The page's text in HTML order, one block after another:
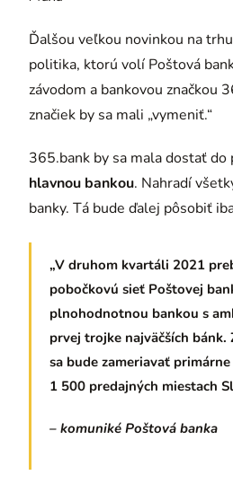
Ďalšou veľkou novinkou na
politika, ktorú volí Poštová
závodom a bankovou značkou
značiek by sa mali „vymeniť.“
365.bank by sa mala dostať do
hlavnou bankou. Nahradí
banky. Tá bude ďalej pôsobiť
„V druhom kvartáli 2021
pobočkovú sieť Poštovej
plnohodnotnou bankou s
prvej trojke najväčších bánk.
sa bude zameriavať
1 500 predajných miestach
– komuniké Poštová banka